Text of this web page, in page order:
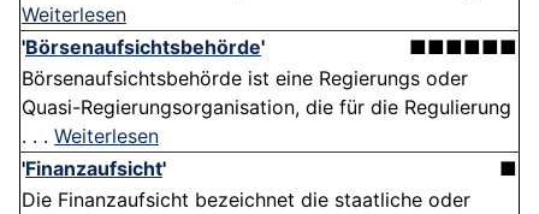
Weiterlesen
'Börsenaufsichtsbehörde'
■■■■■■
Börsenaufsichtsbehörde ist eine Regierungs oder
Quasi-Regierungsorganisation, die für die Regulierung
. . . Weiterlesen
'Finanzaufsicht'
■
Die Finanzaufsicht bezeichnet die staatliche oder